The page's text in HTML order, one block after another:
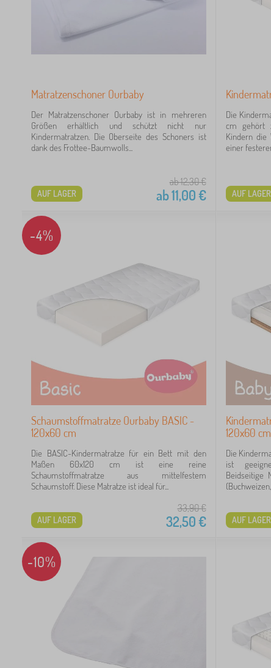
Matratzenschoner Ourbaby
Der Matratzenschoner Ourbaby ist in mehreren
Größen erhältlich und schützt nicht nur
Kindermatratzen. Die Oberseite des Schoners ist
dank des Frottee-Baumwolls...
ab 12,30€
ab11,00€
AUF LAGER
Die
cm gehört
Kindern die
einer festeren
AUF LAGER
-4%
Schaumstoffmatratze Ourbaby BASIC -
120x60 cm
Die BASIC-Kindermatratze für ein Bett mit den
Maßen 60x120 cm ist eine reine
Schaumstoffmatratze aus mittelfestem
Schaumstoff. Diese Matratze ist ideal für...
33,90€
32,50€
AUF LAGER
120x60 cm
Die
ist
Beidseitige
AUF LAGER
-10%